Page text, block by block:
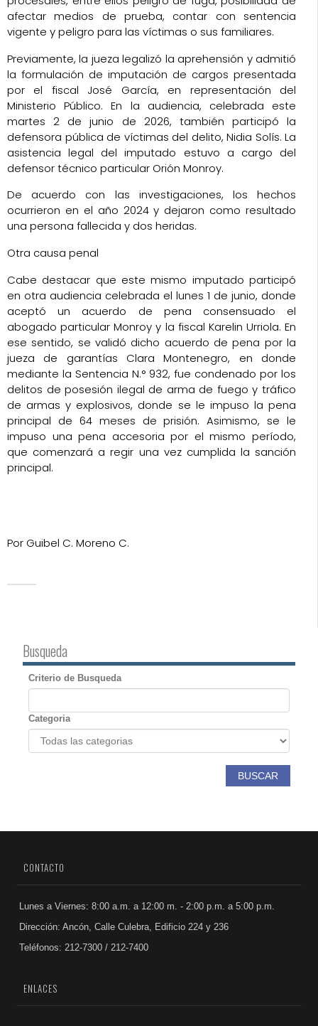
afectar medios de prueba, contar con sentencia
vigente y peligro para las víctimas o sus familiares.
Previamente, la jueza legalizó la aprehensión y admitió
la formulación de imputación de cargos presentada
por el fiscal José García, en representación del
Ministerio Público. En la audiencia, celebrada este
martes 2 de junio de 2026, también participó la
defensora pública de víctimas del delito, Nidia Solís. La
asistencia legal del imputado estuvo a cargo del
defensor técnico particular Orión Monroy.
De acuerdo con las investigaciones, los hechos
ocurrieron en el año 2024 y dejaron como resultado
una persona fallecida y dos heridas.
Otra causa penal
Cabe destacar que este mismo imputado participó
en otra audiencia celebrada el lunes 1 de junio, donde
aceptó un acuerdo de pena consensuado el
abogado particular Monroy y la fiscal Karelin Urriola. En
ese sentido, se validó dicho acuerdo de pena por la
jueza de garantías Clara Montenegro, en donde
mediante la Sentencia N.° 932, fue condenado por los
delitos de posesión ilegal de arma de fuego y tráfico
de armas y explosivos, donde se le impuso la pena
principal de 64 meses de prisión. Asimismo, se le
impuso una pena accesoria por el mismo período,
que comenzará a regir una vez cumplida la sanción
principal.
Por Guibel C. Moreno C.
Busqueda
Criterio de Busqueda
Categoria
BUSCAR
CONTACTO
Lunes a Viernes: 8:00 a.m. a 12:00 m. - 2:00 p.m. a 5:00 p.m.
Dirección: Ancón, Calle Culebra, Edificio 224 y 236
Teléfonos: 212-7300 / 212-7400
ENLACES